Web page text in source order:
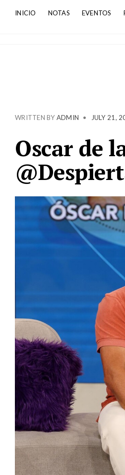
INICIO NOTAS EVENTOS
WRITTEN BY ADMIN • JULY 21,
Oscar de